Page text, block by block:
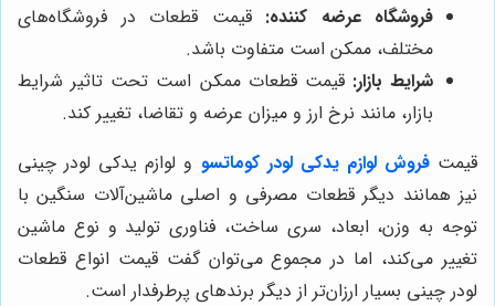
فروشگاه عرضه کننده: قیمت قطعات در فروشگاه‌های
مختلف، ممکن است متفاوت باشد.
شرایط بازار: قیمت قطعات ممکن است تحت تاثیر شرایط
بازار، مانند نرخ ارز و میزان عرضه و تقاضا، تغییر کند.
قیمتفروش لوازم یدکی لودر کوماتسو و لوازم یدکی لودر چینی
نیز همانند دیگر قطعات مصرفی و اصلی ماشین‌آلات سنگین با
توجه به وزن، ابعاد، سری ساخت، فناوری تولید و نوع ماشین
تغییر می‌کند، اما در مجموع می‌توان گفت قیمت انواع قطعات
لودر چینی بسیار ارزان‌تر از دیگر برندهای پرطرفدار است.